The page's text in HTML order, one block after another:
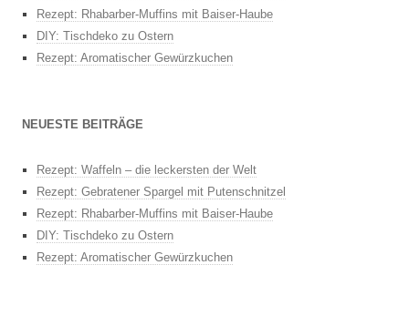
Rezept: Rhabarber-Muffins mit Baiser-Haube
DIY: Tischdeko zu Ostern
Rezept: Aromatischer Gewürzkuchen
NEUESTE BEITRÄGE
Rezept: Waffeln – die leckersten der Welt
Rezept: Gebratener Spargel mit Putenschnitzel
Rezept: Rhabarber-Muffins mit Baiser-Haube
DIY: Tischdeko zu Ostern
Rezept: Aromatischer Gewürzkuchen